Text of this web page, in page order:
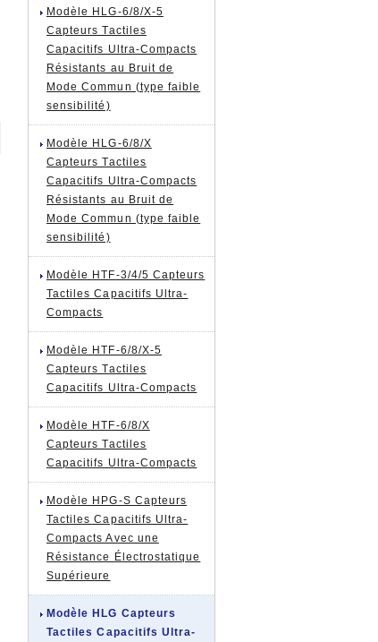
Modèle HLG-6/8/X-5
Capteurs Tactiles
Capacitifs Ultra-Compacts
Résistants au Bruit de
Mode Commun (type faible
sensibilité)
Modèle HLG-6/8/X
Capteurs Tactiles
Capacitifs Ultra-Compacts
Résistants au Bruit de
Mode Commun (type faible
sensibilité)
Modèle HTF-3/4/5 Capteurs
Tactiles Capacitifs Ultra-
Compacts
Modèle HTF-6/8/X-5
Capteurs Tactiles
Capacitifs Ultra-Compacts
Modèle HTF-6/8/X
Capteurs Tactiles
Capacitifs Ultra-Compacts
Modèle HPG-S Capteurs
Tactiles Capacitifs Ultra-
Compacts Avec une
Résistance Électrostatique
Supérieure
Modèle HLG Capteurs
Tactiles Capacitifs Ultra-